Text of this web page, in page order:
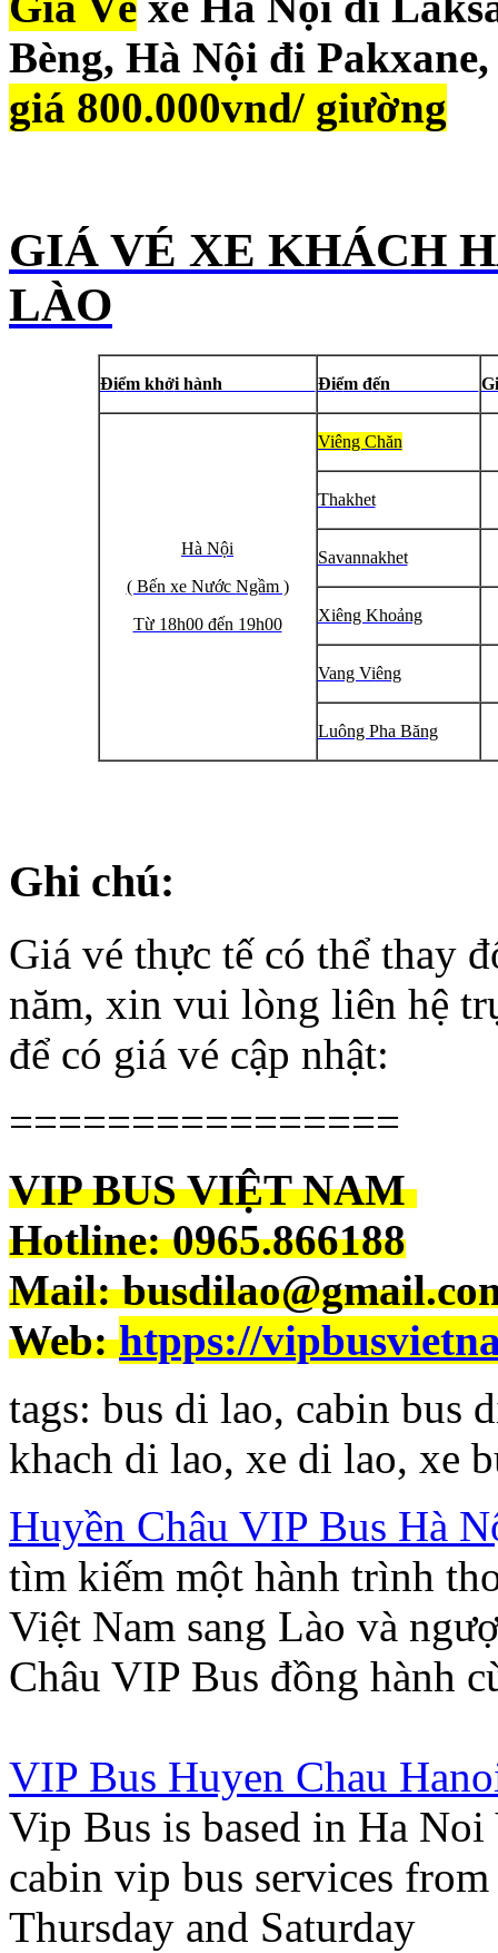
Bèng, Hà Nội đi
giá 800.000vnd/ giường
GIÁ VÉ XE KHÁCH
LÀO
Điểm khởi hành Điểm đến
Hà Nội
( Bến xe Nước Ngầm )
Từ 18h00 đến 19h00
Viêng Chăn
Thakhet
Savannakhet
Xiêng Khoảng
Vang Viêng
Luông Pha Băng
Ghi chú:
Giá vé thực tế có thể thay
năm, xin vui lòng liên hệ
để có giá vé cập nhật:
================
VIP BUS VIỆT NAM
Hotline: 0965.866188
Mail:
Web:htpps://
tags: bus di lao, cabin bus
khach di lao, xe di lao, xe
Huyền Châu VIP Bus Hà
tìm kiếm một hành trình
Việt Nam sang Lào và
Châu VIP Bus đồng hành
VIP Bus Huyen Chau
Vip Bus is based in Ha Noi
cabin vip bus services
Thursday and Saturday